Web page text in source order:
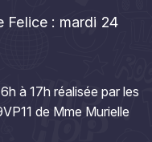
Felice : mardi 24
à 17h réalisée par les
de Mme Murielle